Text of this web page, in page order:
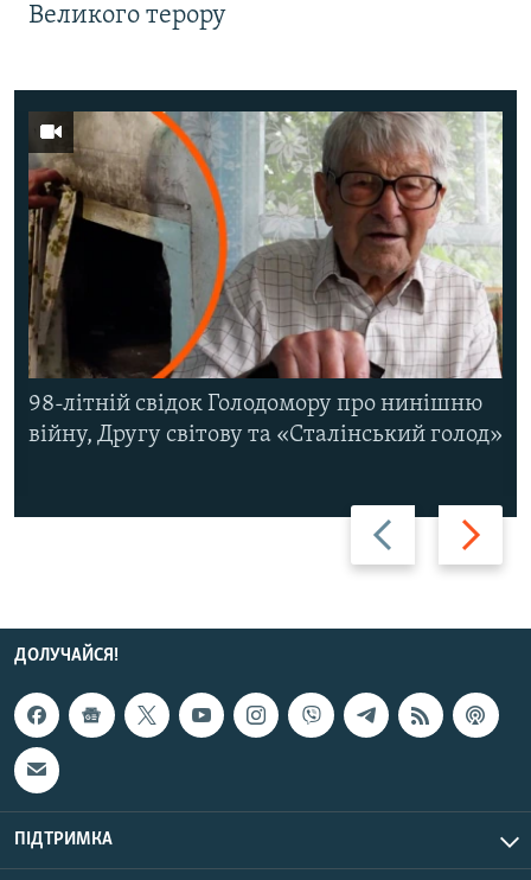
Великого терору
Назад Вперед
98-літній свідок Голодомору про нинішню
війну, Другу світову та «Сталінський голод»
ДОЛУЧАЙСЯ!
ПІДТРИМКА